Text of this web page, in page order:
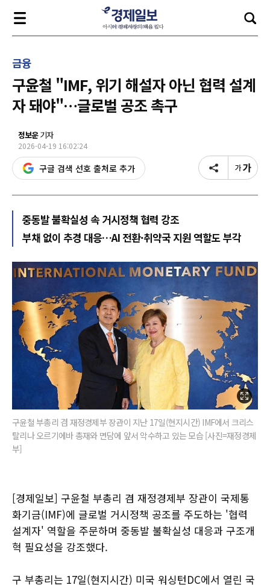
금융
구윤철 "IMF, 위기 해설자 아닌 협력 설계
자 돼야"…글로벌 공조 촉구
정보운기자
2026-04-19 16:02:24
구글 검색 선호 출처로 추가
중동발 불확실성 속 거시정책 협력 강조
부채 없이 추경 대응…AI 전환·취약국 지원 역할도 부각
구윤철 부총리 겸 재정경제부 장관이 지난 17일(현지시간) IMF에서 크리스
탈리나 오르기에바 총재와 면담에 앞서 악수하고 있는 모습 [사진=재정경제
부]
[경제일보] 구윤철 부총리 겸 재정경제부 장관이 국제통
화기금(IMF)에 글로벌 거시정책 공조를 주도하는 '협력
설계자' 역할을 주문하며 중동발 불확실성 대응과 구조개
혁 필요성을 강조했다.
구 부총리는 17일(현지시간) 미국 워싱턴DC에서 열린 국